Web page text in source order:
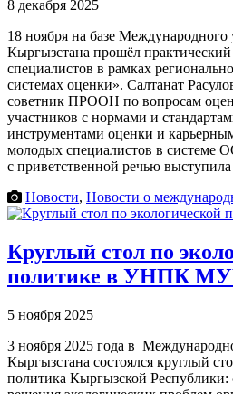
8 декабря 2025
18 ноября на базе Международного
Кыргызстана прошёл
специалистов в рамках
системах оценки». Салтанат
советник ПРООН по вопросам
участников с нормами и
инструментами оценки и
молодых специалистов в системе
с приветственной речью
Новости, Новости о
Круглый стол по
политике в УНПК
5 ноября 2025
3 ноября 2025 года в
Кыргызстана состоялся круглый
политика Кыргызской